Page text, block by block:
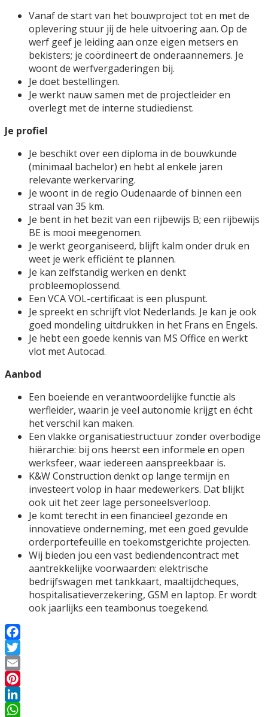
Vanaf de start van het bouwproject tot en met de
oplevering stuur jij de hele uitvoering aan. Op de
werf geef je leiding aan onze eigen metsers en
bekisters; je coördineert de onderaannemers. Je
woont de werfvergaderingen bij.
Je doet bestellingen.
Je werkt nauw samen met de projectleider en
overlegt met de interne studiedienst.
Je profiel
Je beschikt over een diploma in de bouwkunde
(minimaal bachelor) en hebt al enkele jaren
relevante werkervaring.
Je woont in de regio Oudenaarde of binnen een
straal van 35 km.
Je bent in het bezit van een rijbewijs B; een rijbewijs
BE is mooi meegenomen.
Je werkt georganiseerd, blijft kalm onder druk en
weet je werk efficiënt te plannen.
Je kan zelfstandig werken en denkt
probleemoplossend.
Een VCA VOL-certificaat is een pluspunt.
Je spreekt en schrijft vlot Nederlands. Je kan je ook
goed mondeling uitdrukken in het Frans en Engels.
Je hebt een goede kennis van MS Office en werkt
vlot met Autocad.
Aanbod
Een boeiende en verantwoordelijke functie als
werfleider, waarin je veel autonomie krijgt en écht
het verschil kan maken.
Een vlakke organisatiestructuur zonder overbodige
hiërarchie: bij ons heerst een informele en open
werksfeer, waar iedereen aanspreekbaar is.
K&W Construction denkt op lange termijn en
investeert volop in haar medewerkers. Dat blijkt
ook uit het zeer lage personeelsverloop.
Je komt terecht in een financieel gezonde en
innovatieve onderneming, met een goed gevulde
orderportefeuille en toekomstgerichte projecten.
Wij bieden jou een vast bediendencontract met
aantrekkelijke voorwaarden: elektrische
bedrijfswagen met tankkaart, maaltijdcheques,
hospitalisatieverzekering, GSM en laptop. Er wordt
ook jaarlijks een teambonus toegekend.
Facebook
Twitter
Email
Pinterest
LinkedIn